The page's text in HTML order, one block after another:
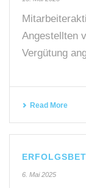
Angestellten
Vergütung
Read More
6. Mai 2025